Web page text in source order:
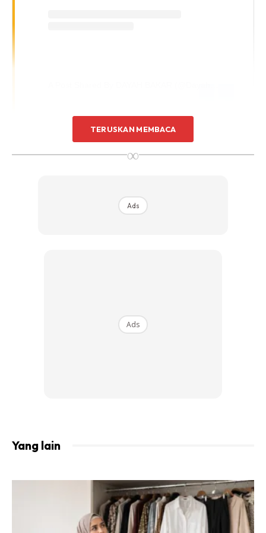
“Setiap hari adalah peluang untuk kita memperbaiki diri
menjadi lebih baik. Samada kita meraih peluang itu atau
Ads
TERUSKAN MEMBACA
∞
Ads
Ads
Yang lain